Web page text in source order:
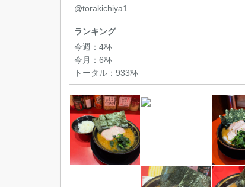
@torakichiya1
ランキング
今週： 4杯
今月： 6杯
トータル： 933杯